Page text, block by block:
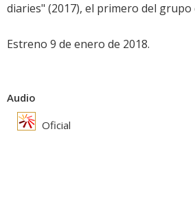
diaries" (2017), el primero del grupo
Estreno 9 de enero de 2018.
Audio
Oficial